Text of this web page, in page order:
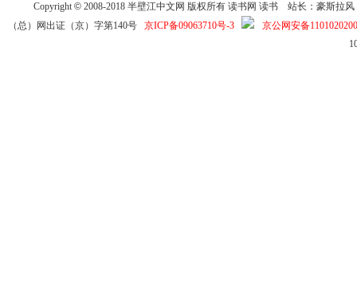
Copyright © 2008-2018半壁江中文网 版权所有读书网 读书
站长：豪斯拉风
（总）网出证（京）字第140号 京ICP备09063710号-3
京公网安备